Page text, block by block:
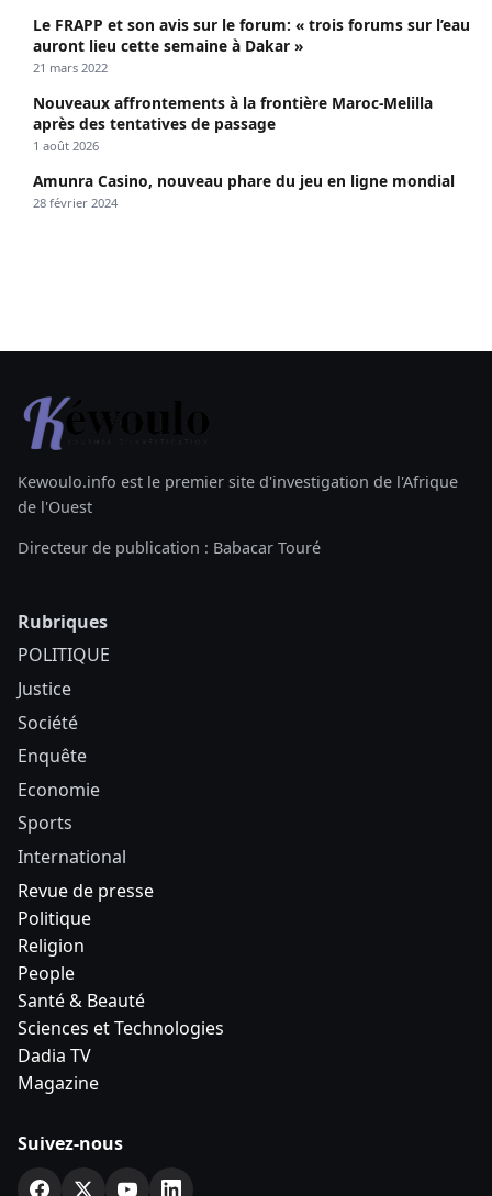
Le FRAPP et son avis sur le forum: « trois forums sur l’eau
auront lieu cette semaine à Dakar »
21 mars 2022
Nouveaux affrontements à la frontière Maroc-Melilla
après des tentatives de passage
1 août 2026
Amunra Casino, nouveau phare du jeu en ligne mondial
28 février 2024
Kewoulo.info est le premier site d'investigation de l'Afrique
de l'Ouest
Directeur de publication : Babacar Touré
Rubriques
POLITIQUE
Justice
Société
Enquête
Economie
Sports
International
Revue de presse
Politique
Religion
People
Santé & Beauté
Sciences et Technologies
Dadia TV
Magazine
Suivez-nous